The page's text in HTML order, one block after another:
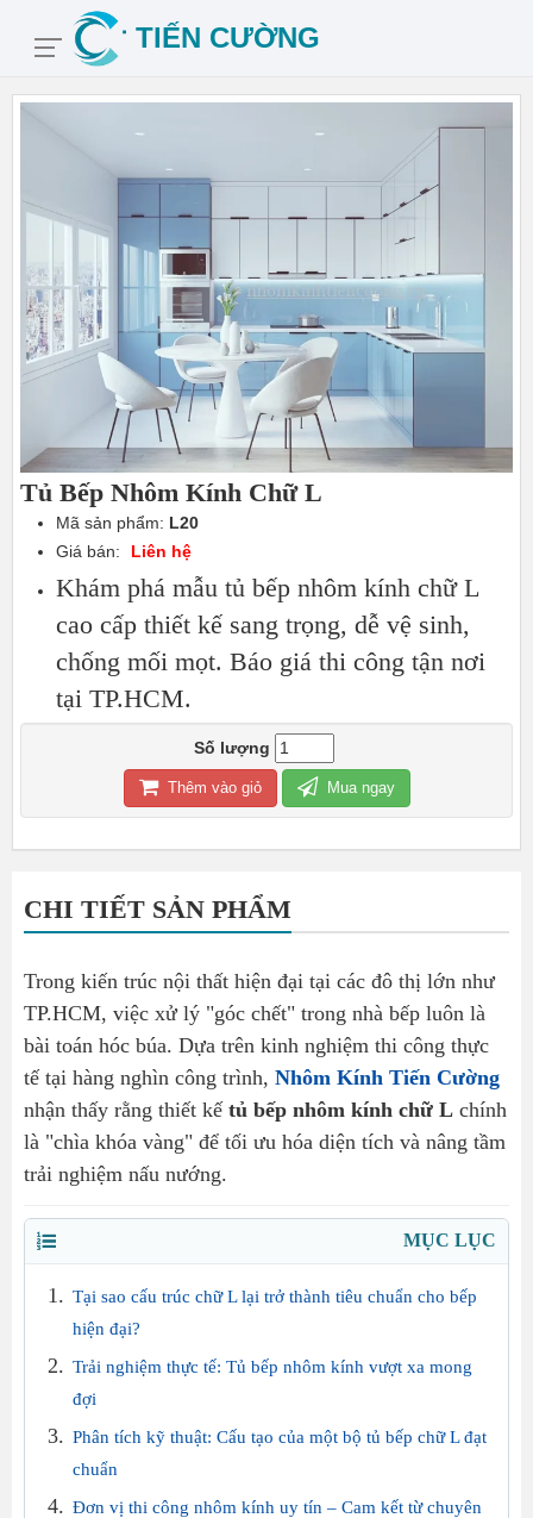
Tủ Bếp Nhôm Kính Chữ L
Mã sản phẩm: L20
Giá bán:
Liên hệ
Khám phá mẫu tủ bếp nhôm kính chữ L
cao cấp thiết kế sang trọng, dễ vệ sinh,
chống mối mọt. Báo giá thi công tận nơi
tại TP.HCM.
Số lượng
Thêm vào giỏ Mua ngay
CHI TIẾT SẢN PHẨM
Trong kiến trúc nội thất hiện đại tại các đô thị lớn như
TP.HCM, việc xử lý "góc chết" trong nhà bếp luôn là
bài toán hóc búa. Dựa trên kinh nghiệm thi công thực
tế tại hàng nghìn công trình, Nhôm Kính Tiến Cường
nhận thấy rằng thiết kế tủ bếp nhôm kính chữ L chính
là "chìa khóa vàng" để tối ưu hóa diện tích và nâng tầm
trải nghiệm nấu nướng.
MỤC LỤC
Tại sao cấu trúc chữ L lại trở thành tiêu chuẩn cho bếp
hiện đại?
Trải nghiệm thực tế: Tủ bếp nhôm kính vượt xa mong
đợi
Phân tích kỹ thuật: Cấu tạo của một bộ tủ bếp chữ L đạt
chuẩn
Đơn vị thi công nhôm kính uy tín – Cam kết từ chuyên